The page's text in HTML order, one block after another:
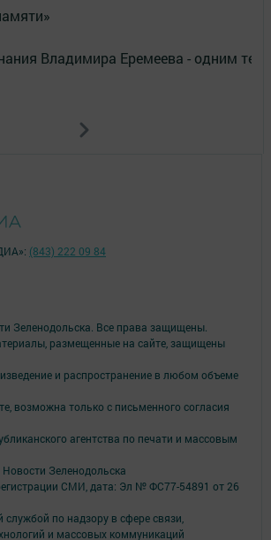
Владимира Еремеева - одним
Зеленодольска. Все права защищены.
размещенные на сайте, защищены
и распространение в любом объеме
возможна только с письменного согласия
агентства по печати и массовым
Зеленодольска
СМИ, дата: Эл № ФС77-54891 от 26
по надзору в сфере связи,
и массовых коммуникаций
(843) 222 09 84